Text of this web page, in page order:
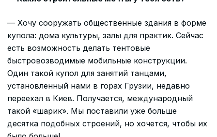
— Хочу сооружать общественные здания в форме
купола: дома культуры, залы для практик. Сейчас
есть возможность делать тентовые
быстровозводимые мобильные конструкции.
Один такой купол для занятий танцами,
установленный нами в горах Грузии, недавно
переехал в Киев. Получается, международный
такой «шарик». Мы поставили уже больше
десятка подобных строений, но хочется, чтобы их